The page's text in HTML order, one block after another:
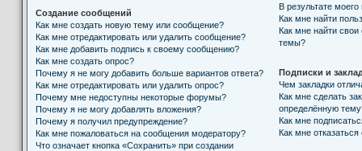
Создание сообщений
Как мне создать новую тему или сообщение?
Как мне отредактировать или удалить сообщение?
Как мне добавить подпись к своему сообщению?
Как мне создать опрос?
Почему я не могу добавить больше вариантов ответа?
Как мне отредактировать или удалить опрос?
Почему мне недоступны некоторые форумы?
Почему я не могу добавлять вложения?
Почему я получил предупреждение?
Как мне пожаловаться на сообщения модератору?
Что означает кнопка «Сохранить» при создании
В результате
Как мне найти
Как мне найти
темы?
Подписки и
Чем закладки
Как мне сделать
определённую
Как мне
Как мне отказаться